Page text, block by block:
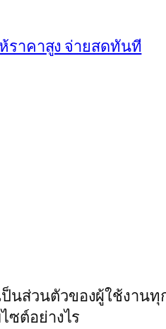
ราคาสูง จ่ายสดทันที
นส่วนตัวของผู้ใช้งาน
ซต์อย่างไร